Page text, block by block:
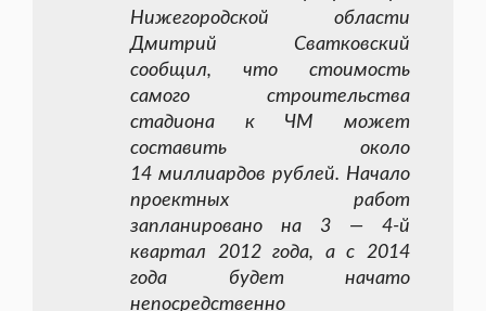
Нижегородской области
Дмитрий Сватковский
сообщил, что стоимость
самого строительства
стадиона к ЧМ может
составить около
14 миллиардов рублей. Начало
проектных работ
запланировано на 3 — 4-й
квартал 2012 года, а с 2014
года будет начато
непосредственно